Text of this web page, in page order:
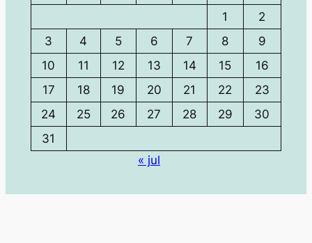
1
2
3
4 5 6 7 8
9
10
11 12 13 14 15
16
17
18 19 20 21 22
23
24
25 26 27 28 29
30
31
« jul